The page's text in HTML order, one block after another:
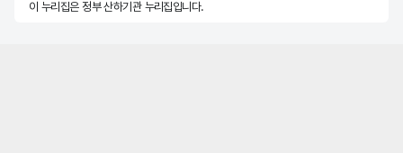
이 누리집은 정부 산하기관 누리집입니다.